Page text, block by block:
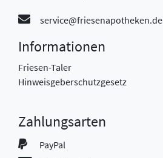
service@friesenapotheken.de
Informationen
Friesen-Taler
Hinweisgeberschutzgesetz
Zahlungsarten
PayPal